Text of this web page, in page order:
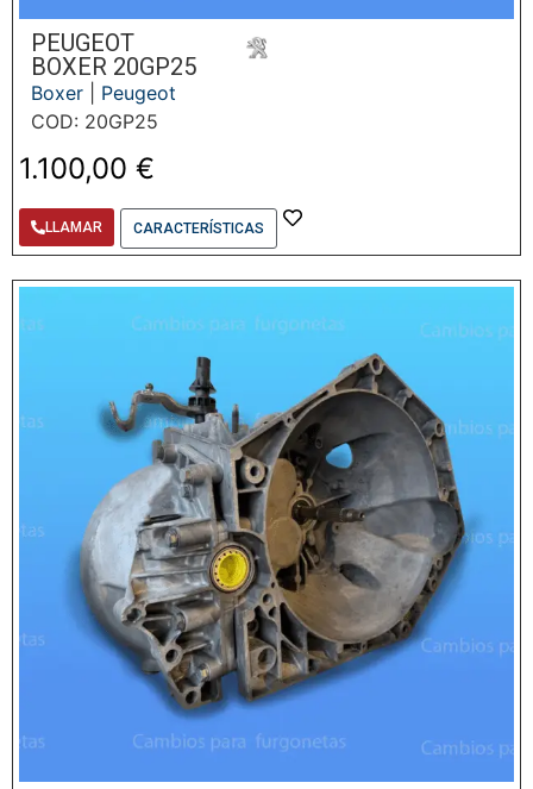
PEUGEOT
BOXER 20GP25
Boxer
Peugeot
COD: 20GP25
1.100,00 €
LLAMAR CARACTERÍSTICAS